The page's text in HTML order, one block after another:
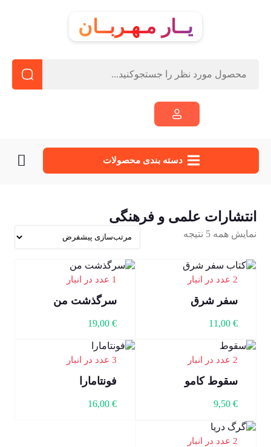
یــار مـهـربــان
دسته‌ بندی محصولات
انتشارات علمی و فرهنگی
نمایش همه 5 نتیجه
2 عدد در انبار
سفر شرق
11,00 €
1 عدد در انبار
سرگذشت من
19,00€
2 عدد در انبار
سقوط کامو
9,50 €
3 عدد در انبار
فونتامارا
16,00€
2 عدد در انبار